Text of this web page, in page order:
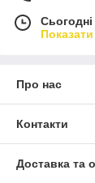
Про нас
Контакти
Доставка та